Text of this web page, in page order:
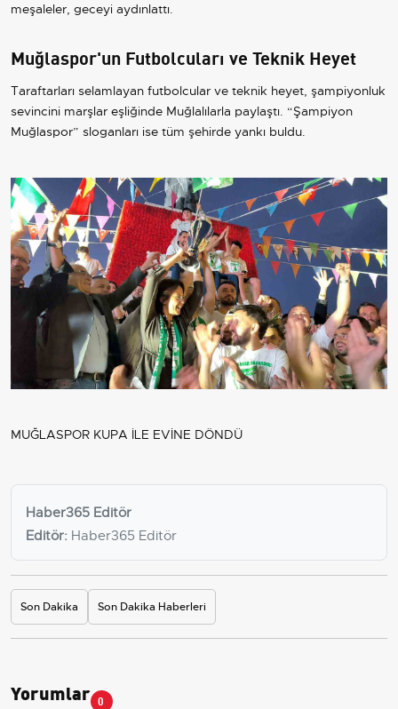
meşaleler, geceyi aydınlattı.
Muğlaspor'un Futbolcuları ve Teknik Heyet
Taraftarları selamlayan futbolcular ve teknik heyet, şampiyonluk
sevincini marşlar eşliğinde Muğlalılarla paylaştı. “Şampiyon
Muğlaspor” sloganları ise tüm şehirde yankı buldu.
MUĞLASPOR KUPA İLE EVİNE DÖNDÜ
Haber365 Editör
Editör: Haber365 Editör
Son Dakika Son Dakika Haberleri
Yorumlar 0